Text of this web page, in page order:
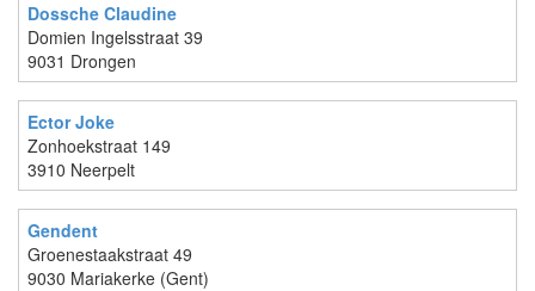
Dossche Claudine
Domien Ingelsstraat 39
9031 Drongen
Ector Joke
Zonhoekstraat 149
3910 Neerpelt
Gendent
Groenestaakstraat 49
9030 Mariakerke (Gent)